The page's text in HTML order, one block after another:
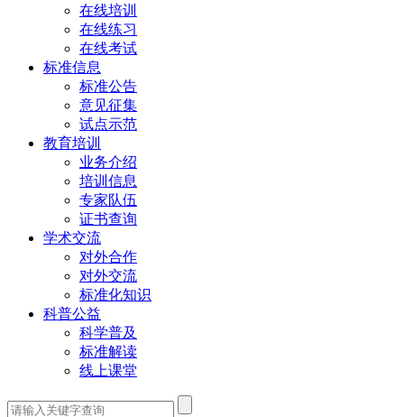
在线培训
在线练习
在线考试
标准信息
标准公告
意见征集
试点示范
教育培训
业务介绍
培训信息
专家队伍
证书查询
学术交流
对外合作
对外交流
标准化知识
科普公益
科学普及
标准解读
线上课堂